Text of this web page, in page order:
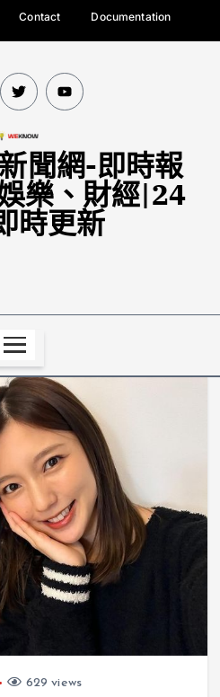
Contact Documentation
聞網-即時報
樂、財經|24
時更新
629 views